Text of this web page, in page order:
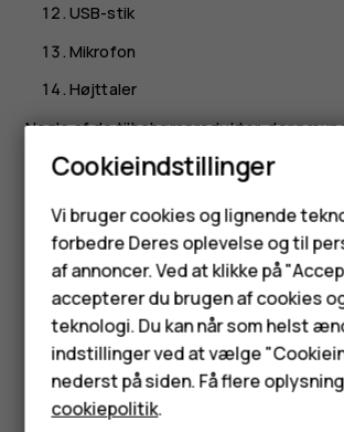
Smartphones
Feature-
Tilbehør
HMD Terra M
Tablets
USB-stik
Mikrofon
Højttaler
Nogle af de tilbehørsprodukter, der
brugervejledning, f.eks. oplader, headset
sælges muligvis separat.
Vigtigt: Enhedens skærm og
glas. Glasset kan gå i stykker, hvis
en hård overflade eller udsættes
Undlad at røre ved glasdelene på
glasset går i stykker, og forsøg ikke
knuste glas. Brug ikke enheden, før
blevet udskiftet af en autoriseret
Cookieindstillinger
Vi bruger cookies og lignende
forbedre Deres oplevelse og til
af annoncer. Ved at klikke på
accepterer du brugen af cookies
teknologi. Du kan når som helst
indstillinger ved at vælge
nederst på siden. Få flere
cookiepolitik.